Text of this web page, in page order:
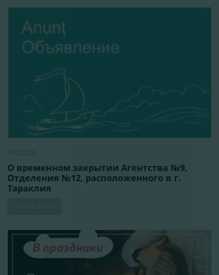
09.02.2021
О временном закрытии Агентства №9,
Отделения №12, расположенного в г.
Тараклия